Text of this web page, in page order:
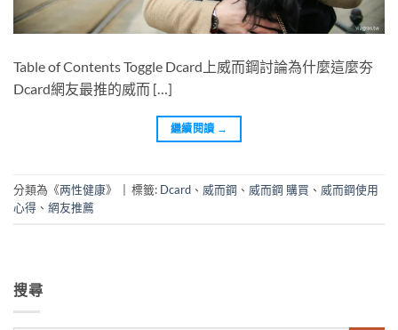
Table of Contents Toggle Dcard上威而鋼討論為什麼這麼夯
Dcard網友最推的威而 […]
繼續閱讀 →
分類為《两性健康》 標籤: Dcard 、 威而鋼 、 威而鋼 購買 、 威而鋼使用
心得 、 網友推薦
搜尋